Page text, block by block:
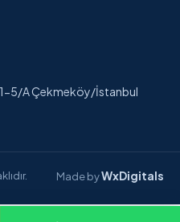
5/A Çekmeköy/İstanbul
Made byWxDigitals